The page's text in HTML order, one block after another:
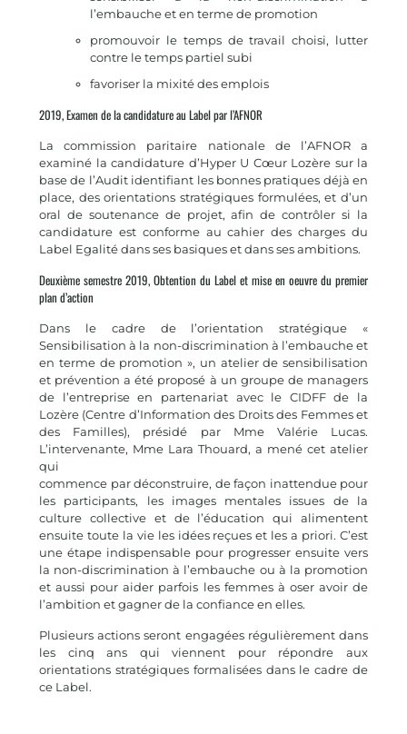
l’embauche et en terme de promotion
promouvoir le temps de travail choisi, lutter
contre le temps partiel subi
favoriser la mixité des emplois
2019, Examen de la candidature au Label par l’AFNOR
La commission paritaire nationale de l’AFNOR a
examiné la candidature d’Hyper U Cœur Lozère sur la
base de l’Audit identifiant les bonnes pratiques déjà en
place, des orientations stratégiques formulées, et d’un
oral de soutenance de projet, afin de contrôler si la
candidature est conforme au cahier des charges du
Label Egalité dans ses basiques et dans ses ambitions.
Deuxième semestre 2019, Obtention du Label et mise en oeuvre du premier
plan d’action
Dans le cadre de l’orientation stratégique «
Sensibilisation à la non-discrimination à l’embauche et
en terme de promotion », un atelier de sensibilisation
et prévention a été proposé à un groupe de managers
de l’entreprise en partenariat avec le CIDFF de la
Lozère (Centre d’Information des Droits des Femmes et
des Familles), présidé par Mme Valérie Lucas.
L’intervenante, Mme Lara Thouard, a mené cet atelier
qui
commence par déconstruire, de façon inattendue pour
les participants, les images mentales issues de la
culture collective et de l’éducation qui alimentent
ensuite toute la vie les idées reçues et les a priori. C’est
une étape indispensable pour progresser ensuite vers
la non-discrimination à l’embauche ou à la promotion
et aussi pour aider parfois les femmes à oser avoir de
l’ambition et gagner de la confiance en elles.
Plusieurs actions seront engagées régulièrement dans
les cinq ans qui viennent pour répondre aux
orientations stratégiques formalisées dans le cadre de
ce Label.